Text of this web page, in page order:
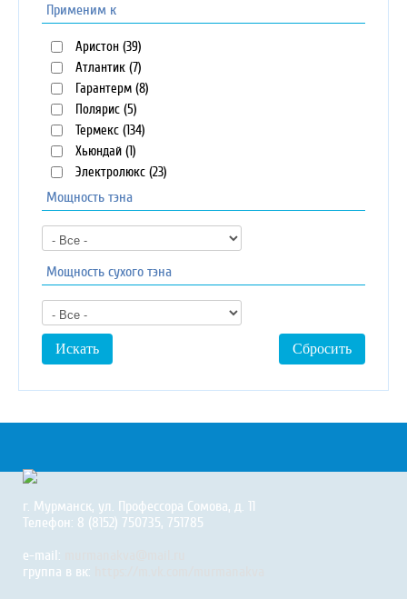
Применим к
Аристон (39)
Атлантик (7)
Гарантерм (8)
Полярис (5)
Термекс (134)
Хьюндай (1)
Электролюкс (23)
Мощность тэна
Мощность сухого тэна
г. Мурманск, ул. Профессора Сомова, д. 11
Телефон: 8 (8152) 750735, 751785
e-mail:
группа в вк: